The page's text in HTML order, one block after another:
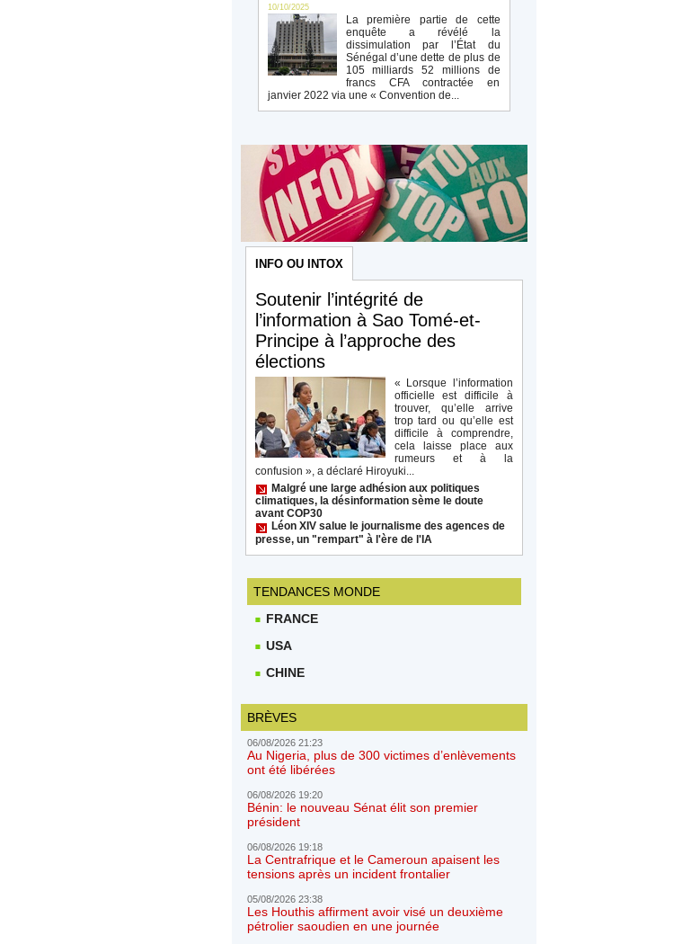
10/10/2025
La première partie de cette
enquête a révélé la
dissimulation par l’État du
Sénégal d’une dette de plus de
105 milliards 52 millions de
francs CFA contractée en
janvier 2022 via une « Convention de...
INFO OU INTOX
Soutenir l’intégrité de
l’information à Sao Tomé-et-
Principe à l’approche des
élections
« Lorsque l’information
officielle est difficile à
trouver, qu’elle arrive
trop tard ou qu’elle est
difficile à comprendre,
cela laisse place aux
rumeurs et à la
confusion », a déclaré Hiroyuki...
Malgré une large adhésion aux politiques
climatiques, la désinformation sème le doute
avant COP30
Léon XIV salue le journalisme des agences de
presse, un "rempart" à l'ère de l'IA
TENDANCES MONDE
FRANCE
USA
CHINE
BRÈVES
06/08/2026 21:23
Au Nigeria, plus de 300 victimes d’enlèvements
ont été libérées
06/08/2026 19:20
Bénin: le nouveau Sénat élit son premier
président
06/08/2026 19:18
La Centrafrique et le Cameroun apaisent les
tensions après un incident frontalier
05/08/2026 23:38
Les Houthis affirment avoir visé un deuxième
pétrolier saoudien en une journée